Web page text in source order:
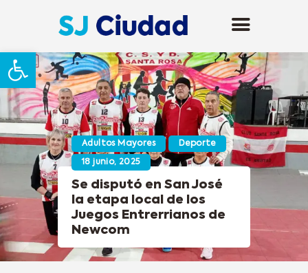
Abrir barra de herramientas
Adultos Mayores Deporte
18 junio, 2025
Se disputó en San José
la etapa local de los
Juegos Entrerrianos de
Newcom